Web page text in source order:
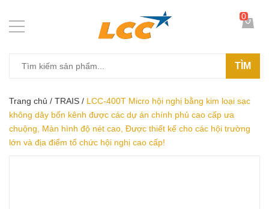
TÌM
0
Trang chủ / TRAIS / LCC-400T Micro hội nghị bằng kim loại sạc
không dây bốn kênh được các dự án chính phủ cao cấp ưa
chuộng, Màn hình độ nét cao, Được thiết kế cho các hội trường
lớn và địa điểm tổ chức hội nghị cao cấp!